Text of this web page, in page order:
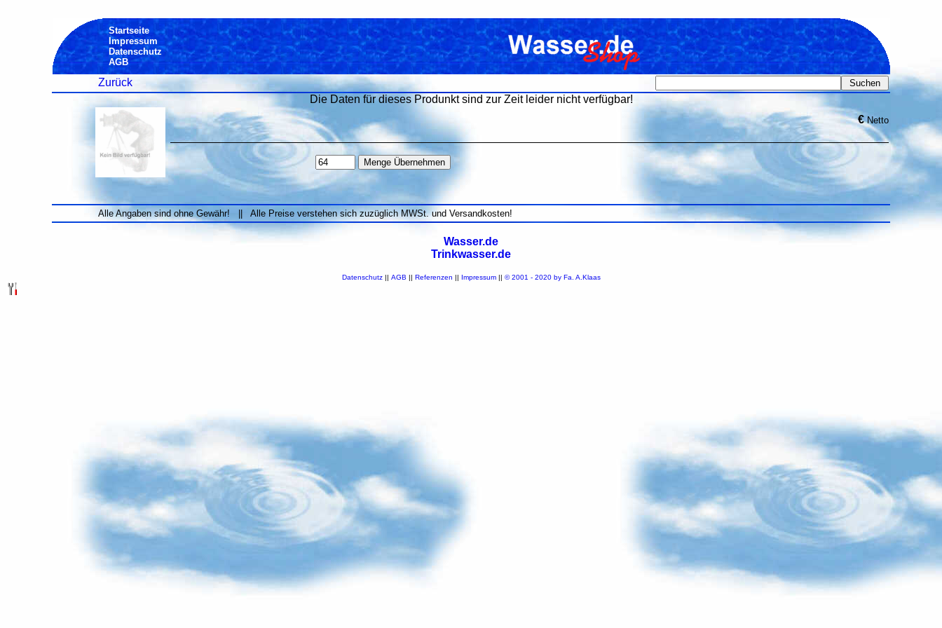
Startseite
Impressum
Datenschutz
AGB
Zurück
Die Daten für dieses Produnkt sind zur Zeit leider nicht verfügbar!
€ Netto
Alle Angaben sind ohne Gewähr! || Alle Preise verstehen sich zuzüglich MWSt. und Versandkosten!
Wasser.de
Trinkwasser.de
Datenschutz|| AGB || Referenzen || Impressum|| © 2001 - 2020 by Fa. A.Klaas